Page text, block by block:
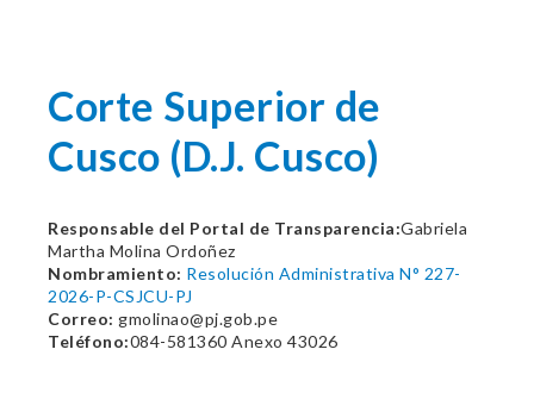
Corte Superior de
Cusco (D.J. Cusco)
Responsable del Portal de Transparencia:Gabriela
Martha Molina Ordoñez
Nombramiento: Resolución Administrativa N° 227-
2026-P-CSJCU-PJ
Correo: gmolinao@pj.gob.pe
Teléfono:084-581360 Anexo 43026